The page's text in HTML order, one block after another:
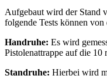
Aufgebaut wird der Stand
folgende Tests können
Handruhe: Es wird
Pistolenattrappe auf die 10
Standruhe: Hierbei wird